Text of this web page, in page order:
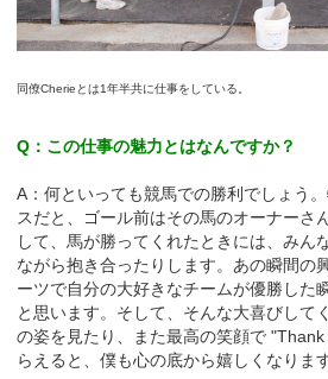
同僚Cherieとは1年半共に仕事をしている。
Q：この仕事の魅力とはなんですか？
A：何といっても競馬での勝利でしょう
スだと、ゴール前はその馬のオーナーさ
して、馬が勝ってくれたときには、みん
ながら抱き合ったりします。あの瞬間の
ーツで自分の大好きなチームが優勝した
と思います。そして、そんな大喜びして
の姿を見たり、また最高の笑顔で
らえると、僕も心の底から嬉しくなります